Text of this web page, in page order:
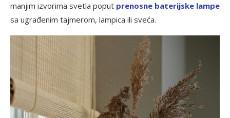
manjim izvorima svetla poput prenosne baterijske lampe
sa ugrađenim tajmerom, lampica ili sveća.